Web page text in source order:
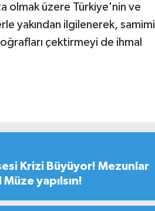
olmak üzere Türkiye'nin ve
yakından ilgilenerek, samimi
çektirmeyi de ihmal
Krizi Büyüyor! Mezunlar
yapılsın!